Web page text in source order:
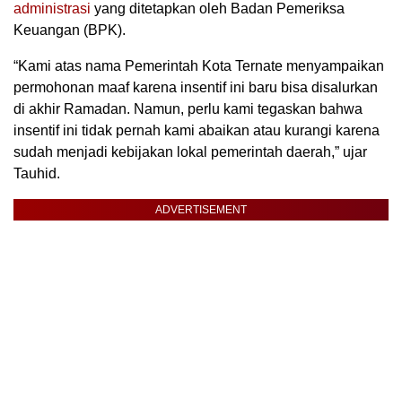
administrasi yang ditetapkan oleh Badan Pemeriksa
Keuangan (BPK).
“Kami atas nama Pemerintah Kota Ternate menyampaikan
permohonan maaf karena insentif ini baru bisa disalurkan
di akhir Ramadan. Namun, perlu kami tegaskan bahwa
insentif ini tidak pernah kami abaikan atau kurangi karena
sudah menjadi kebijakan lokal pemerintah daerah,” ujar
Tauhid.
ADVERTISEMENT